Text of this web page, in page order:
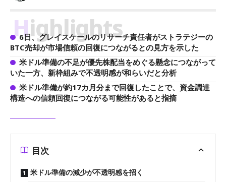
Highlights
6日、グレイスケールのリサーチ責任者がストラテジーの
BTC売却が市場信頼の回復につながるとの見方を示した
米ドル準備の不足が優先株配当をめぐる懸念につながって
いた一方、新枠組みで不透明感が和らいだと分析
米ドル準備が約17カ月分まで回復したことで、資金調達
構造への信頼回復につながる可能性があると指摘
目次
米ドル準備の減少が不透明感を招く